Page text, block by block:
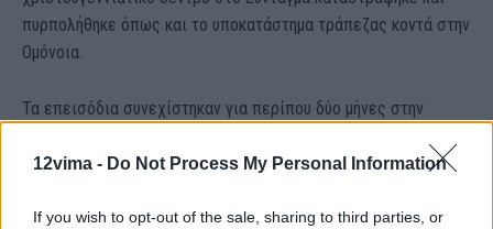
12vima - Do Not Process My Personal Information
If you wish to opt-out of the sale, sharing to third parties, or
πυρπολήθηκε όπως και το υποκατάστημα τράπεζας κοντά στην
Ομόνοια.
Τα επεισόδια συνεχίστηκαν για περίπου δύο μήνες στην
Πάτρα, το Ηράκλειο, τη Λάρισα, τα Ιωάννινα, τα Χανιά, τη